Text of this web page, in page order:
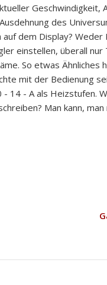
Geschwindigkeit,
des
auf dem Display?
einstellen, überall
So etwas
mit der Bedienung
14 - A als Heizstufen.
Man kann,